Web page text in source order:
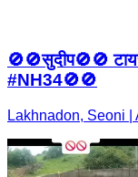
🚫🚫सुदीप🚫🚫
#NH34🚫🚫
Lakhnadon, Seoni |